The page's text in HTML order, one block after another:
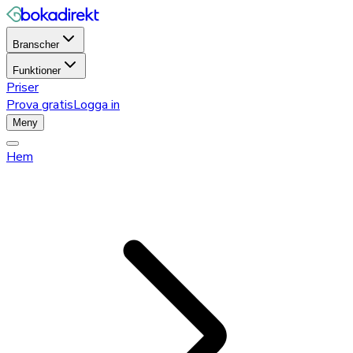
Branscher
Funktioner
Priser
Prova gratisLogga in
Meny
Hem